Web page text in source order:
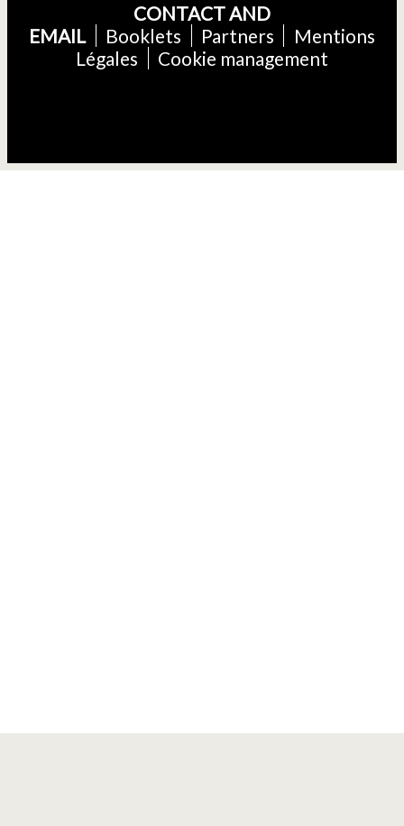
CONTACT AND
EMAIL
Booklets Partners
Mentions
Légales
Cookie management